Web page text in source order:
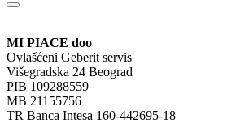
MI PIACE doo
Ovlašćeni Geberit servis
Višegradska 24 Beograd
PIB 109288559
MB 21155756
TR Banca Intesa 160-442695-18